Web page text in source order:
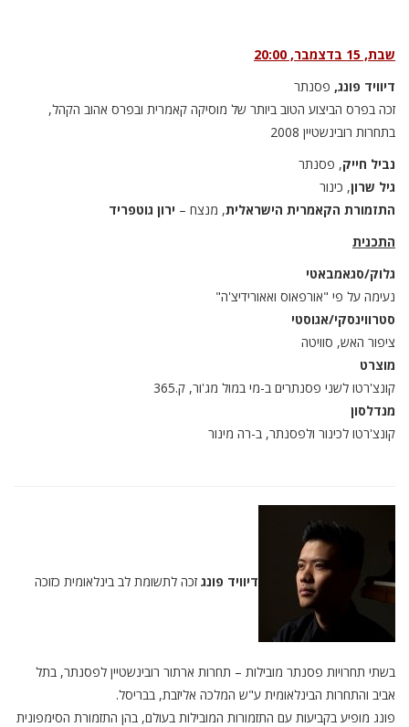
שבת, 15 בדצמבר,
20:00
דיוויד פונג, פסנתר
זכה בפרס הביצוע הטוב ביותר של מוסיקה קאמרית ובפרס אהוב הקהל,
בתחרות רובינשטיין 2008
נביל חייק, פסנתר
גיל שרון, כינור
התזמורת הקאמרית הישראלית, מנצח – ירון גוטפריד
התכנית
גלוק/סגאמבאטי
נעימה על פי "אורפאוס ואאורידיצ'ה"
סטרווינסקי/אגוסטי
ציפור האש, סוויטה
מוצרט
קונצ'רטו לשני פסנתרים ב-מי במול מג'ור, ק.365
מנדלסון
קונצ'רטו לכינור ולפסנתר, ב-רה מינור
דיוויד פונג זכה לתשומת לב בינלאומית כזוכה
בשתי תחרויות פסנתר מובילות – תחרות ארתור רובינשטיין לפסנתר, בתל
אביב והתחרות הבינלאומית ע"ש המלכה אליזבת, בבריסל.
פונג מופיע בקביעות עם התזמורות המובילות בעולם, בהן התזמורת הסימפונית